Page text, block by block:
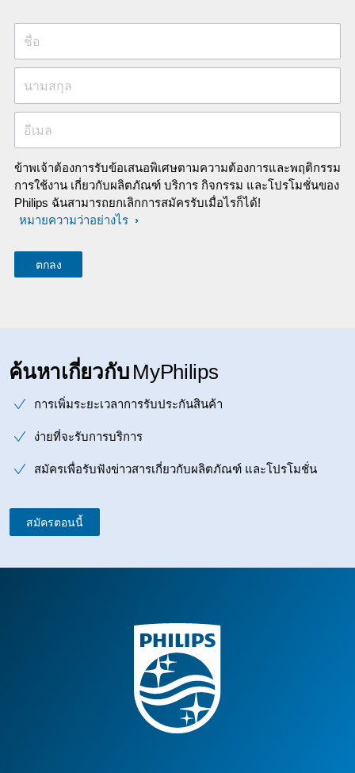
ชื่อ
นามสกุล
อีเมล
ข้าพเจ้าต้องการรับข้อเสนอพิเศษตามความต้องการและพฤติกรรม
การใช้งาน เกี่ยวกับผลิตภัณฑ์ บริการ กิจกรรม และโปรโมชั่นของ
Philips ฉันสามารถยกเลิกการสมัครรับเมื่อไรก็ได้!
หมายความว่าอย่างไร
ค้นหาเกี่ยวกับ MyPhilips
การเพิ่มระยะเวลาการรับประกันสินค้า
ง่ายที่จะรับการบริการ
สมัครเพื่อรับฟังข่าวสารเกี่ยวกับผลิตภัณฑ์ และโปรโมชั่น
สมัครตอนนี้